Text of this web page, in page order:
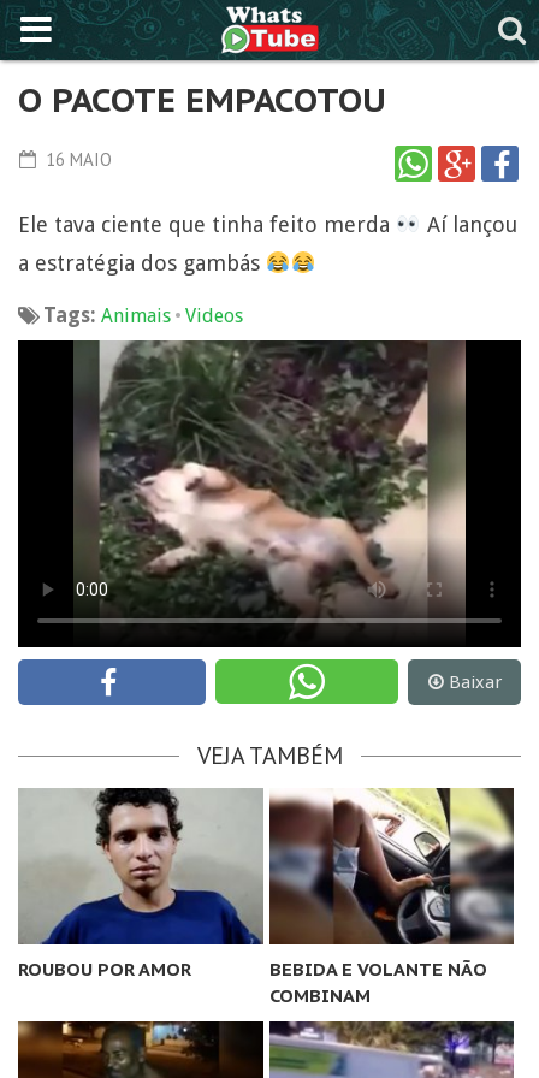
O PACOTE EMPACOTOU
16 MAIO
Ele tava ciente que tinha feito merda
Aí lançou
a estratégia dos gambás
Tags: Animais • Videos
Baixar
VEJA TAMBÉM
ROUBOU POR AMOR
BEBIDA E VOLANTE NÃO
COMBINAM